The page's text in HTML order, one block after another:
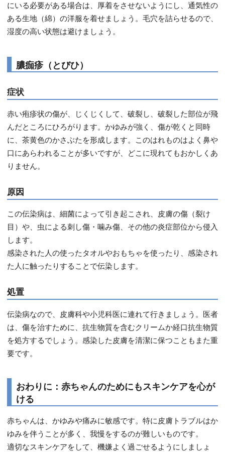
にいる必要がある場合は、厚着をさせないようにし、通気性の
ある生地（綿）の洋服を着せましょう。毛穴を詰らせるので、
湿度の高い状態は避けましょう。
膿痂疹（とびひ）
症状
赤い疱疹状の傷が、じくじくして、破裂し、破裂した部位が飛
んだところにひろがります。かゆみが強く、傷が乾くと同時
に、茶黄色のかさぶたを形成します。このはれものはよく鼻や
口にあらわれることが多いですが、どこに現れてもおかしくあ
りません。
原因
この伝染病は、細菌によって引き起こされ、皮膚の傷（裂け
目）や、虫による刺し傷・噛み傷、その他の炎症部位から侵入
します。
感染された人の使ったタオルやおもちゃを使ったり、感染され
た人に触ったりすることで伝染します。
処置
伝染病なので、皮膚科や小児科医に連れて行きましょう。医者
は、傷を治すために、抗生物質を含むクリームか経口抗生物質
を処方するでしょう。感染した皮膚を清潔に保つこともまた重
要です。
おわりに：赤ちゃんのためにもスキンケアを心が
ける
赤ちゃんは、かゆみや痛みに敏感です。特に皮膚トラブルはか
ゆみを伴うことが多く、我慢をするのが難しいものです。
適切なスキンケアをして、機嫌よく過ごせるようにしましょ